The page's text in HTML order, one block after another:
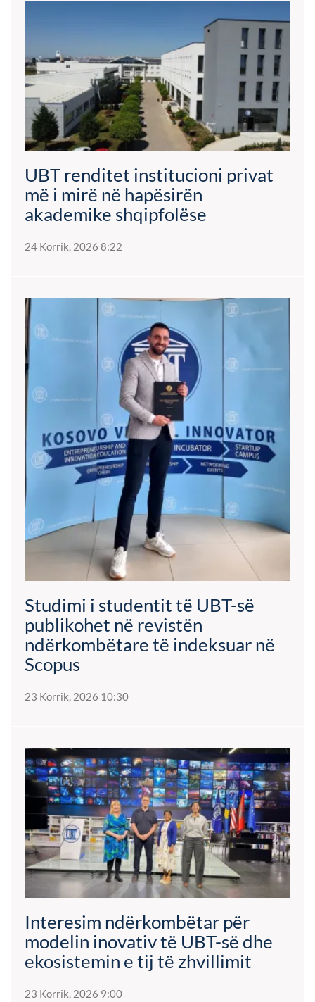
UBT renditet institucioni privat
më i mirë në hapësirën
akademike shqipfolëse
24 Korrik, 2026 8:22
Studimi i studentit të UBT-së
publikohet në revistën
ndërkombëtare të indeksuar në
Scopus
23 Korrik, 2026 10:30
Interesim ndërkombëtar për
modelin inovativ të UBT-së dhe
ekosistemin e tij të zhvillimit
23 Korrik, 2026 9:00